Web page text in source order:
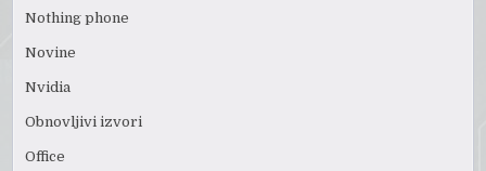
Nothing phone
Novine
Nvidia
Obnovljivi izvori
Office